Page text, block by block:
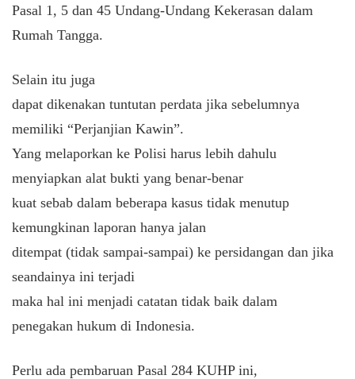
Pasal 1, 5 dan 45 Undang-Undang Kekerasan dalam
Rumah Tangga.
Selain itu juga
dapat dikenakan tuntutan perdata jika sebelumnya
memiliki “Perjanjian Kawin”.
Yang melaporkan ke Polisi harus lebih dahulu
menyiapkan alat bukti yang benar-benar
kuat sebab dalam beberapa kasus tidak menutup
kemungkinan laporan hanya jalan
ditempat (tidak sampai-sampai) ke persidangan dan jika
seandainya ini terjadi
maka hal ini menjadi catatan tidak baik dalam
penegakan hukum di Indonesia.
Perlu ada pembaruan Pasal 284 KUHP ini,